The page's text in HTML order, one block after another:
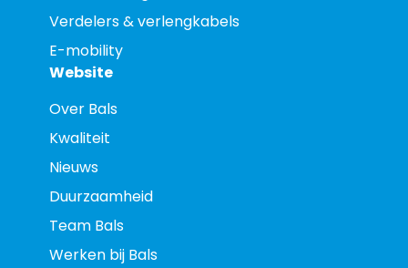
Verdelers & verlengkabels
E-mobility
Website
Over Bals
Kwaliteit
Nieuws
Duurzaamheid
Team Bals
Werken bij Bals